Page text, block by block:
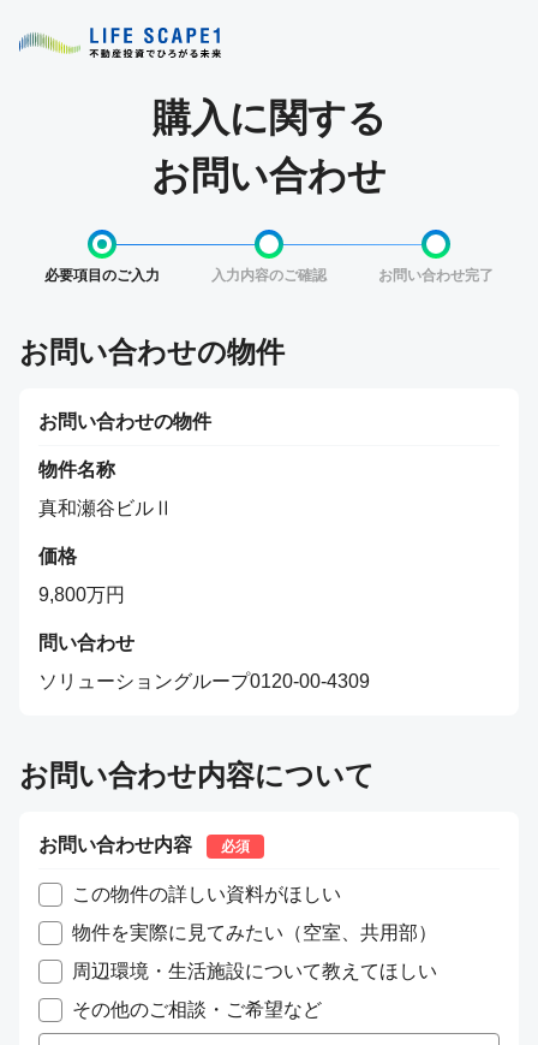
購入に関する
お問い合わせ
必要項目のご入力 入力内容のご確認 お問い合わせ完了
お問い合わせの物件
お問い合わせの物件
物件名称
真和瀬谷ビルⅡ
価格
9,800万円
問い合わせ
ソリューショングループ0120-00-4309
お問い合わせ内容について
お問い合わせ内容 必須
この物件の詳しい資料がほしい
物件を実際に見てみたい（空室、共用部）
周辺環境・生活施設について教えてほしい
その他のご相談・ご希望など